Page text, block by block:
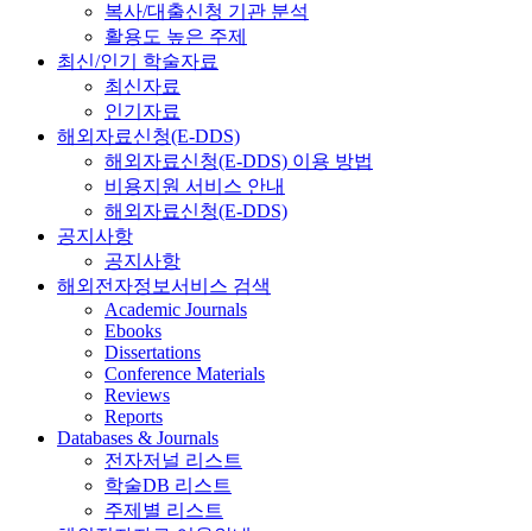
복사/대출신청 기관 분석
활용도 높은 주제
최신/인기 학술자료
최신자료
인기자료
해외자료신청(E-DDS)
해외자료신청(E-DDS) 이용 방법
비용지원 서비스 안내
해외자료신청(E-DDS)
공지사항
공지사항
해외전자정보서비스 검색
Academic Journals
Ebooks
Dissertations
Conference Materials
Reviews
Reports
Databases & Journals
전자저널 리스트
학술DB 리스트
주제별 리스트